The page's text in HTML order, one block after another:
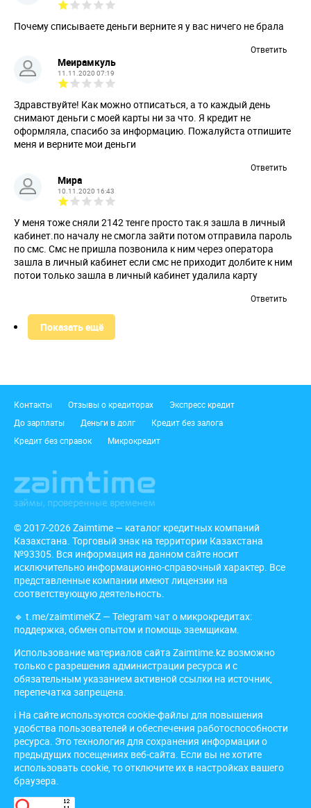
Почему списываете деньги верните я у вас ничего не брала
Ответить
Меирамкуль
11.11.2020 07:19
Здравствуйте! Как можно отписаться, а то каждый день
снимают деньги с моей карты ни за что. Я кредит не
оформляла, спасибо за информацию. Пожалуйста отпишите
меня и верните мои деньги
Ответить
Мира
10.11.2020 16:43
У меня тоже сняли 2142 тенге просто так.я зашла в личный
кабинет.по началу не смогла зайти потом отправила пароль
по смс. Смс не пришла позвонила к ним через оператора
зашла в личный кабинет если смс не приходит долбите к ним
потои только зашла в личный кабинет удалила карту
Ответить
Показать ещё
Подвал
Контакты Отзывы о кредиторах
Экспресс кредит
До зарплаты
Деньги в долг
Кредит без залога
Кредит без справок
Микрокредит
© 2017-2026 Zaimtime — каталог кредитных компаний
Казахстана. Торговый знак на территории Казахстана
№93305. Вся информация на данном сайте носит
исключительно информационно-справочный характер. Все
представленные компании имеют лицензии на
соответствующую деятельность.
🔹 t.me/zaimtimeKZ — Telegram чат о микрокредитах:
поддержка, обмен опытом и помощь заемщикам.
Использование материалов сайта Zaimtime.kz возможно
только с разрешения администрации ресурса и с
обязательным указанием активной ссылки на источник,
перепечатка запрещена.
ℹ️ На сайте используются cookie-файлы для повышения
удобства пользователей и обеспечения работоспособности
ресурса. Это технология для сохранения информации о
предыдущих посещениях веб-сайта. Если вы не хотите
использовать cookie, то отключите их в настройках вашего
браузера.